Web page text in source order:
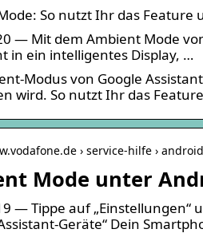
So nutzt Ihr das Feature
— Mit dem Ambient Mode
in ein intelligentes Display, …
Modus von Google
wird. So nutzt Ihr das
› service-hilfe ›
Mode unter
— Tippe auf „Einstellungen“
Geräte“ Dein